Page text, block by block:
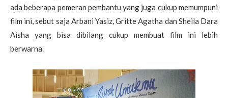
ada beberapa pemeran pembantu yang juga cukup memumpuni
film ini, sebut saja Arbani Yasiz, Gritte Agatha dan Sheila Dara
Aisha yang bisa dibilang cukup membuat film ini lebih
berwarna.